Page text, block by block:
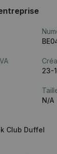
23-
N/A
Club Duffel